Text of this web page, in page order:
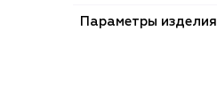
Параметры изделия